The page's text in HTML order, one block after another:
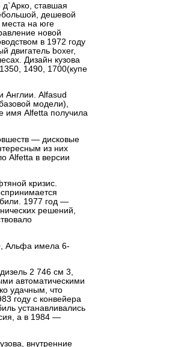
ставшая
дешевой
на юге
новой
в 1972 году
двигатель boxer,
Дизайн кузова
1490, 1700(купе
Англии. Alfasud
модели),
имя Alfetta получила
— дисковые
из них
Alfetta в версии
кризис.
1977 год —
решений,
Альфа имела 6-
2 746 см 3,
автоматическими
удачным, что
году с конвейера
устанавливались
а в 1984 —
внутренние